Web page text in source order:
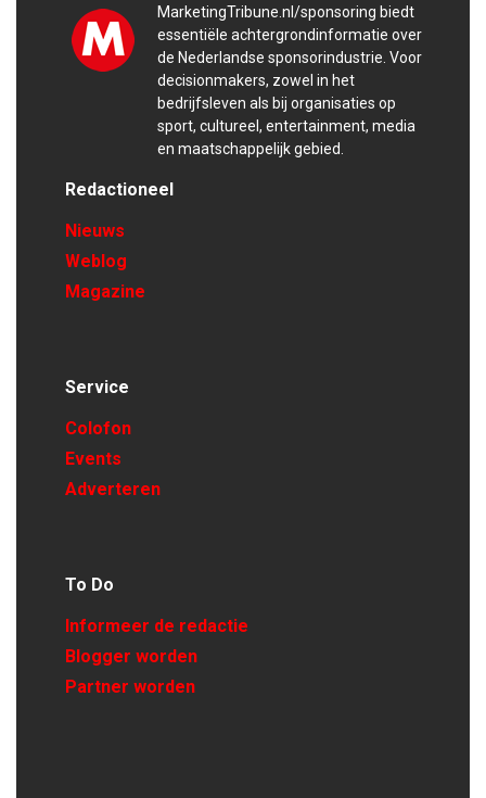
MarketingTribune.nl/sponsoring biedt
essentiële achtergrondinformatie over
de Nederlandse sponsorindustrie. Voor
decisionmakers, zowel in het
bedrijfsleven als bij organisaties op
sport, cultureel, entertainment, media
en maatschappelijk gebied.
Redactioneel
Nieuws
Weblog
Magazine
Service
Colofon
Events
Adverteren
To Do
Informeer de redactie
Blogger worden
Partner worden